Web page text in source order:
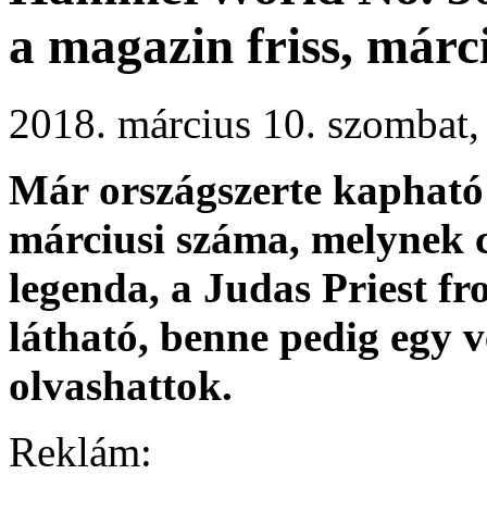
a magazin friss,
2018. március 10.
Már országszerte
márciusi száma,
legenda, a Judas Priest
látható, benne pedig egy
olvashattok.
Reklám: